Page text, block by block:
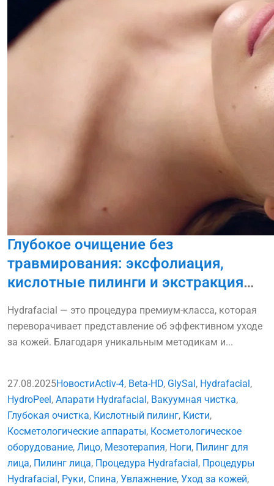
Глубокое очищение без
травмирования: эксфолиация,
кислотные пилинги и экстракция
Hydrafacial — это процедура премиум-класса, которая
переворачивает представление об эффективном уходе
за кожей. Благодаря уникальным методикам и...
27.08.2025НовостиActiv-4, Beta-HD, GlySal , Hydrafacial ,
HydroPeel , Апарати Hydrafacial , Вакуумная чистка,
Глубокая очистка, Кислотный пилинг, Кисти,
Косметологические аппараты, Косметологическое
оборудование, Лицо, Мезотерапия, Ноги, Пилинг для
лица, Пилинг лица, Процедура Hydrafacial , Процедуры
Hydrafacial , Руки, Спина, Увлажнение, Уход за кожей,